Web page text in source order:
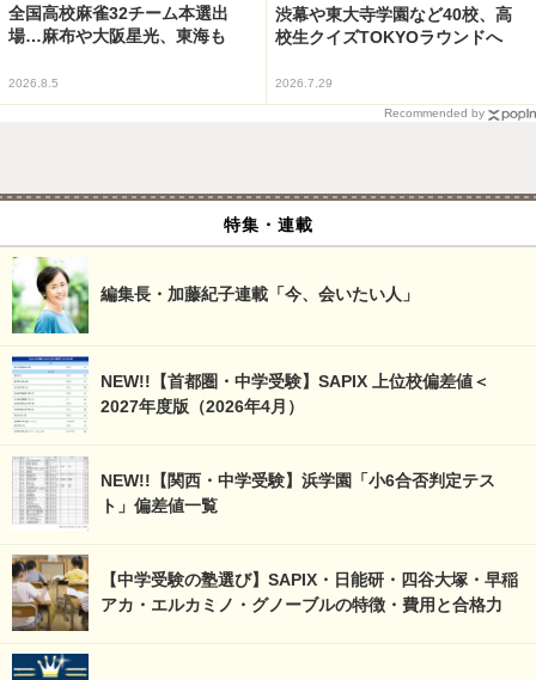
全国高校麻雀32チーム本選出
場…麻布や大阪星光、東海も
2026.8.5
渋幕や東大寺学園など40校、高
校生クイズTOKYOラウンドへ
2026.7.29
Recommended by
特集・連載
編集長・加藤紀子連載「今、会いたい人」
NEW!!【首都圏・中学受験】SAPIX 上位校偏差値＜
2027年度版（2026年4月）
NEW!!【関西・中学受験】浜学園「小6合否判定テス
ト」偏差値一覧
【中学受験の塾選び】SAPIX・日能研・四谷大塚・早稲
アカ・エルカミノ・グノーブルの特徴・費用と合格力